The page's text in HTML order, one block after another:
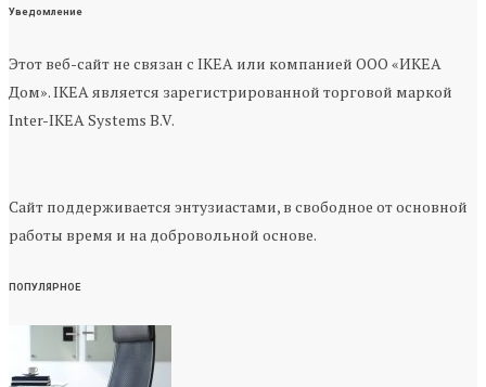
Уведомление
Этот веб-сайт не связан с IKEA или компанией ООО «ИКЕА
Дом». IKEA является зарегистрированной торговой маркой
Inter-IKEA Systems B.V.
Сайт поддерживается энтузиастами, в свободное от основной
работы время и на добровольной основе.
ПОПУЛЯРНОЕ